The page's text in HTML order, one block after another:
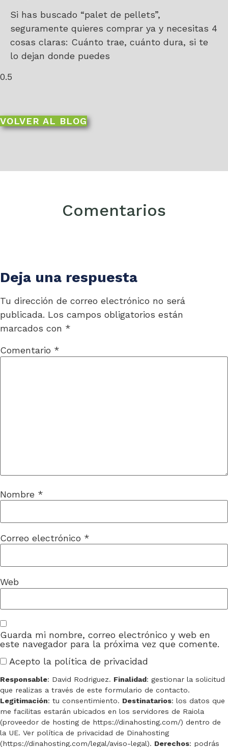
Si has buscado “palet de pellets”,
seguramente quieres comprar ya y necesitas 4
cosas claras: Cuánto trae, cuánto dura, si te
lo dejan donde puedes
VOLVER AL BLOG
Comentarios
Deja una respuesta
Tu dirección de correo electrónico no será
publicada. Los campos obligatorios están
marcados con *
Comentario *
Nombre *
Correo electrónico *
Web
Guarda mi nombre, correo electrónico y web en
este navegador para la próxima vez que comente.
Acepto la política de privacidad
Responsable: David Rodriguez. Finalidad: gestionar la solicitud
que realizas a través de este formulario de contacto.
Legitimación: tu consentimiento. Destinatarios: los datos que
me facilitas estarán ubicados en los servidores de Raiola
(proveedor de hosting de https://dinahosting.com/) dentro de
la UE. Ver política de privacidad de Dinahosting
(https://dinahosting.com/legal/aviso-legal). Derechos: podrás